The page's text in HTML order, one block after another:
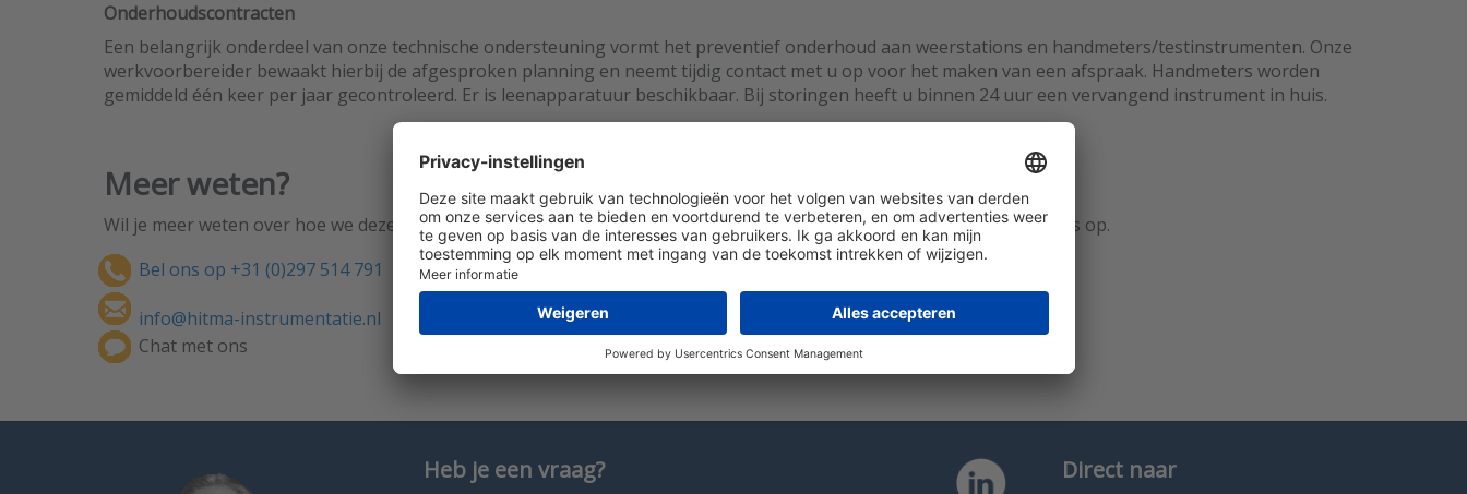
Onderhoudscontracten
Een belangrijk onderdeel van onze technische ondersteuning vormt het preventief onderhoud aan weerstations en handmeters/testinstrumenten. Onze
werkvoorbereider bewaakt hierbij de afgesproken planning en neemt tijdig contact met u op voor het maken van een afspraak. Handmeters worden
gemiddeld één keer per jaar gecontroleerd. Er is leenapparatuur beschikbaar. Bij storingen heeft u binnen 24 uur een vervangend instrument in huis.
Meer weten?
Wil je meer weten over hoe we deze service- en kalibratiewerkzaamheden uitvoeren? Neem dan gerust contact met ons op.
Bel ons op +31 (0)297 514 791
info@hitma-instrumentatie.nl
Chat met ons
Heb je een vraag? Direct naar